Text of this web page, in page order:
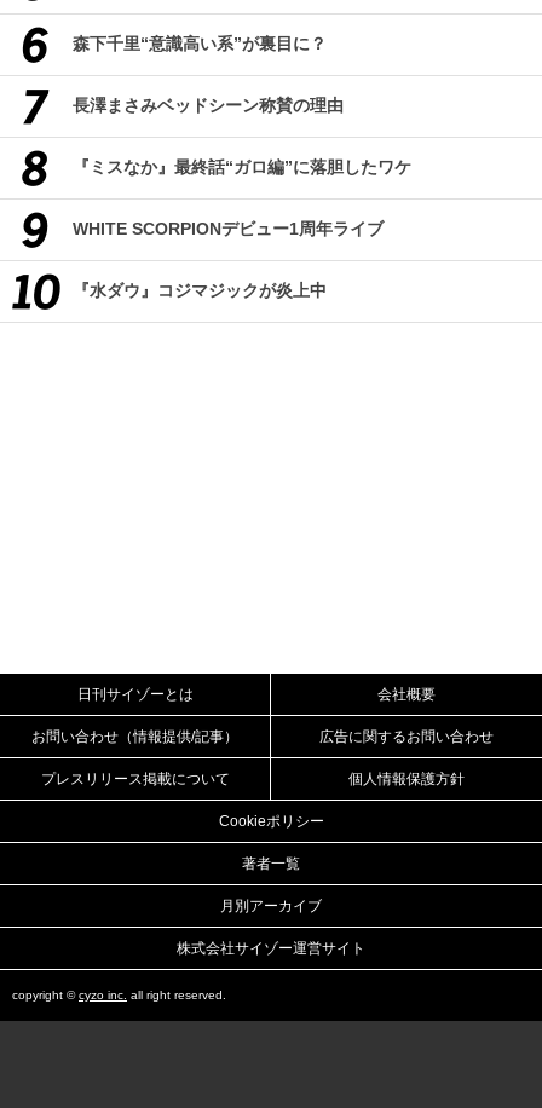
森下千里“意識高い系”が裏目に？
長澤まさみベッドシーン称賛の理由
『ミスなか』最終話“ガロ編”に落胆したワケ
WHITE SCORPIONデビュー1周年ライブ
『水ダウ』コジマジックが炎上中
日刊サイゾーとは 会社概要
お問い合わせ（情報提供/記事） 広告に関するお問い合わせ
プレスリリース掲載について 個人情報保護方針
Cookieポリシー
著者一覧
月別アーカイブ
株式会社サイゾー運営サイト
copyright ©cyzo inc. all right reserved.